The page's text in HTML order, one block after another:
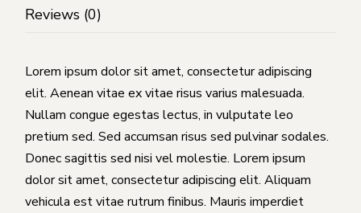
Reviews (0)
Lorem ipsum dolor sit amet, consectetur adipiscing
elit. Aenean vitae ex vitae risus varius malesuada.
Nullam congue egestas lectus, in vulputate leo
pretium sed. Sed accumsan risus sed pulvinar sodales.
Donec sagittis sed nisi vel molestie. Lorem ipsum
dolor sit amet, consectetur adipiscing elit. Aliquam
vehicula est vitae rutrum finibus. Mauris imperdiet